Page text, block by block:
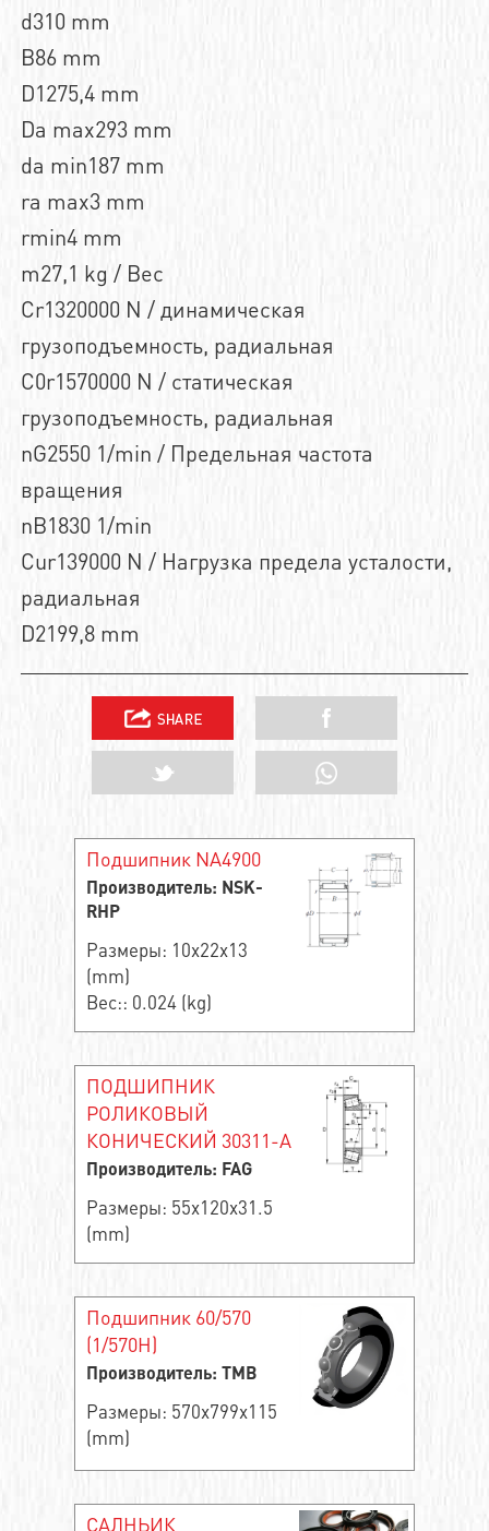
d310 mm
B86 mm
D1275,4 mm
Da max293 mm
da min187 mm
ra max3 mm
rmin4 mm
m27,1 kg / Вес
Cr1320000 N / динамическая
грузоподъемность, радиальная
C0r1570000 N / статическая
грузоподъемность, радиальная
nG2550 1/min / Предельная частота
вращения
nB1830 1/min
Cur139000 N / Нагрузка предела усталости,
радиальная
D2199,8 mm
Подшипник NA4900
Производитель: NSK-
RHP
Размеры: 10x22x13
(mm)
Вес:: 0.024 (kg)
ПОДШИПНИК
РОЛИКОВЫЙ
КОНИЧЕСКИЙ 30311-A
Производитель: FAG
Размеры: 55x120x31.5
(mm)
Подшипник 60/570
(1/570H)
Производитель: TMB
Размеры: 570x799x115
(mm)
САЛНЬИК